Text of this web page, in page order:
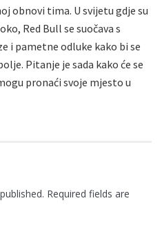
obnovi tima. U svijetu gdje su
Red Bull se suočava s
i pametne odluke kako bi se
Pitanje je sada kako će se
pronaći svoje mjesto u
Required fields are